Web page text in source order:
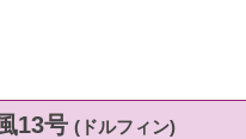
13号 (ドルフィン)